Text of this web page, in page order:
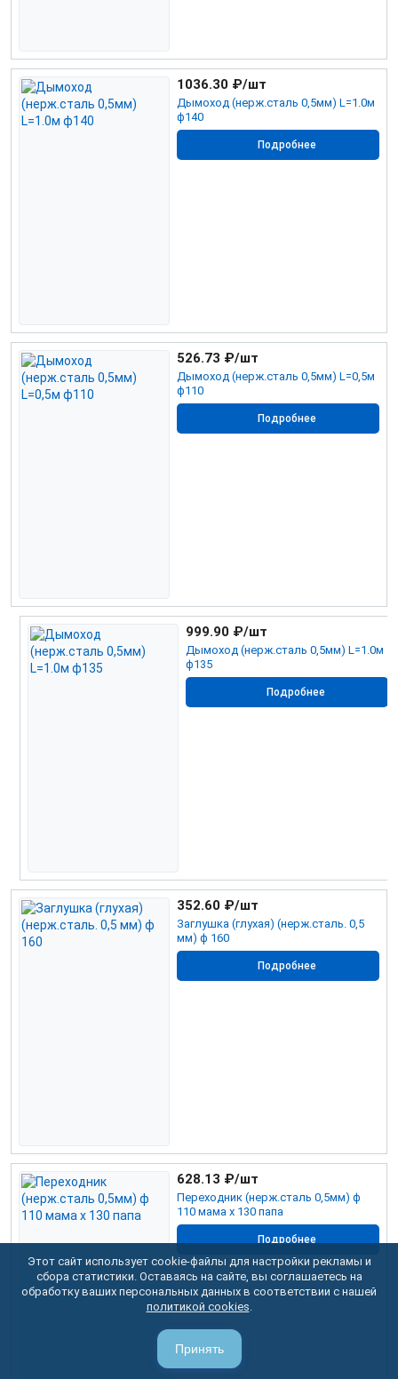
Дымоход (нерж.сталь 0,5мм) L=1.0м
ф140
1036.30 ₽/шт
Подробнее
Дымоход (нерж.сталь 0,5мм) L=0,5м
ф110
526.73 ₽/шт
Подробнее
Дымоход (нерж.сталь 0,5мм) L=1.0м
ф135
999.90 ₽/шт
Подробнее
Заглушка (глухая) (нерж.сталь. 0,5
мм) ф 160
352.60 ₽/шт
Подробнее
Переходник (нерж.сталь 0,5мм) ф
110 мама х 130 папа
628.13 ₽/шт
Подробнее
Этот сайт использует cookie-файлы для настройки рекламы и
сбора статистики. Оставаясь на сайте, вы соглашаетесь на
обработку ваших персональных данных в соответствии с нашей
политикой cookies.
Принять